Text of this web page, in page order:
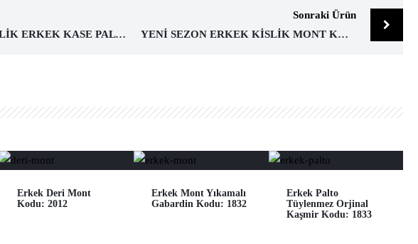
YENI SEZON KISLIK ERKEK KASE PALTO KODU:824
Sonraki Ürün
YENI SEZON ERKEK KISLIK MONT KODU:503
Erkek Deri Mont
Kodu: 2012
Erkek Mont Yıkamalı
Gabardin Kodu: 1832
Erkek Palto
Tüylenmez Orjinal
Kaşmir Kodu: 1833